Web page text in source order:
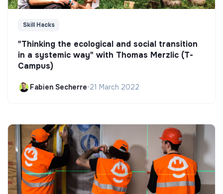
Skill Hacks
"Thinking the ecological and social transition
in a systemic way" with Thomas Merzlic (T-
Campus)
Fabien Secherre•21 March 2022